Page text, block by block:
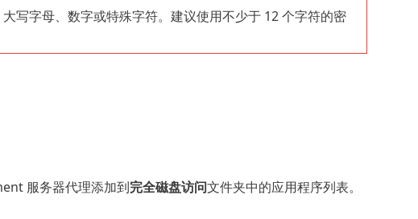
写字母、数字或特殊字符。建议使用不少于 12 个字符的密
服务器代理添加到完全磁盘访问文件夹中的应用程序列表。